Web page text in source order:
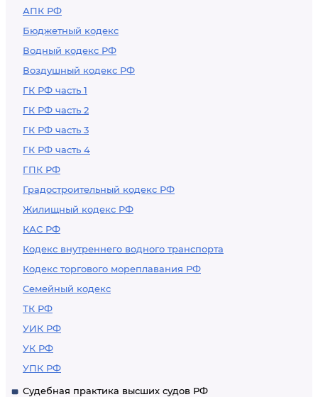
АПК РФ
Бюджетный кодекс
Водный кодекс РФ
Воздушный кодекс РФ
ГК РФ часть 1
ГК РФ часть 2
ГК РФ часть 3
ГК РФ часть 4
ГПК РФ
Градостроительный кодекс РФ
Жилищный кодекс РФ
КАС РФ
Кодекс внутреннего водного транспорта
Кодекс торгового мореплавания РФ
Семейный кодекс
ТК РФ
УИК РФ
УК РФ
УПК РФ
Судебная практика высших судов РФ